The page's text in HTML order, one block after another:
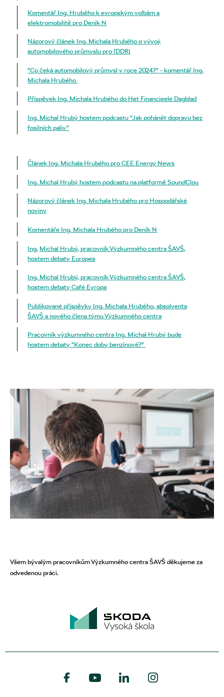
Komentář Ing. Hrubého k evropským volbám a
elektromobilitě pro Deník N
Názorový článek Ing. Michala Hrubého o vývoji
automobilového průmyslu pro IDDRI
"Co čeká automobilový průmysl v roce 2024?" - komentář Ing.
Michala Hrubého
Příspěvek Ing. Michala Hrubého do Het Financieele Dagblad
Ing. Michal Hrubý hostem podcastu "Jak pohánět dopravu bez
fosilních paliv"
Článek Ing. Michala Hrubého pro CEE Energy News
Ing. Michal Hrubý hostem podcastu na platformě SoundClou
Názorový článek Ing. Michala Hrubého pro Hospodářské
noviny
Komentáře Ing. Michala Hrubého pro Deník N
Ing. Michal Hrubý, pracovník Výzkumného centra ŠAVŠ,
hostem debaty Europea
Ing. Michal Hrubý, pracovník Výzkumného centra ŠAVŠ,
hostem debaty Café Evropa
Publikované příspěvky Ing. Michala Hrubého, absolventa
ŠAVŠ a nového člena týmu Výzkumného centra
Pracovník výzkumného centra Ing. Michal Hrubý bude
hostem debaty "Konec doby benzínové?"
Všem bývalým pracovníkům Výzkumného centra ŠAVŠ děkujeme za
odvedenou práci.